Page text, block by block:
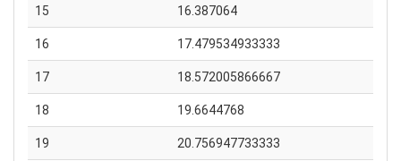
15 16.387064
16 17.479534933333
17 18.572005866667
18 19.6644768
19 20.756947733333